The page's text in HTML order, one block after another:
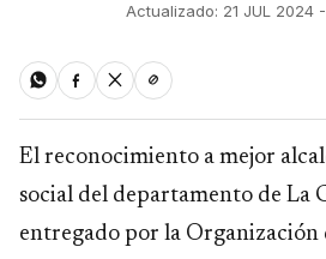
Actualizado: 21 JUL 2024
El reconocimiento a mejor
social del departamento de La
entregado por la Organización